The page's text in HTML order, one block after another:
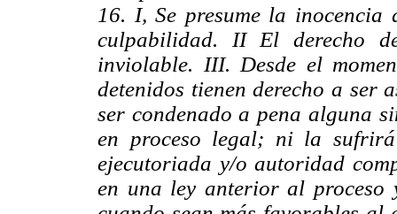
16. I, Se presume la inocencia
culpabilidad. II El derecho
inviolable. III. Desde el
detenidos tienen derecho a ser
ser condenado a pena alguna
en proceso legal; ni la
ejecutoriada y/o autoridad
en una ley anterior al proceso